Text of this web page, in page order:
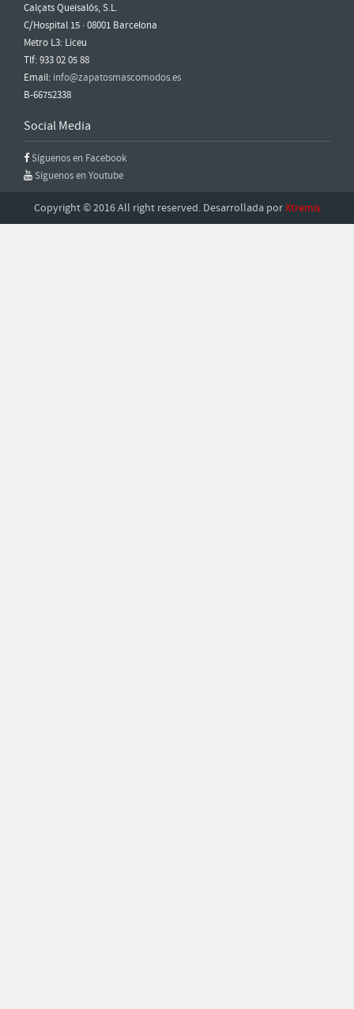
Calçats Queisalós, S.L.
C/Hospital 15 · 08001 Barcelona
Metro L3: Liceu
Tlf: 933 02 05 88
Email: info@zapatosmascomodos.es
B-66752338
Social Media
Síguenos en Facebook
Síguenos en Youtube
Copyright © 2016 All right reserved. Desarrollada porXtremis